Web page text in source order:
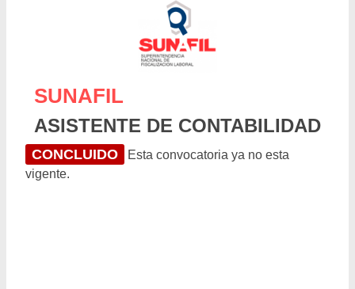
SUNAFIL
ASISTENTE DE CONTABILIDAD
CONCLUIDO
Esta convocatoria ya no esta
vigente.